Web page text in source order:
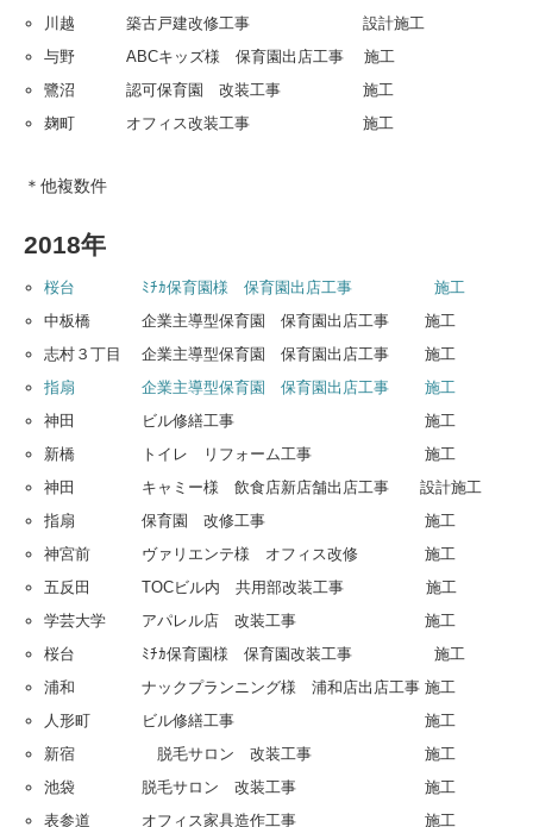
川越 築古戸建改修工事 設計施工
与野 ABCキッズ様 保育園出店工事 施工
鷺沼 認可保育園 改装工事 施工
麹町 オフィス改装工事 施工
＊他複数件
2018年
桜台 ﾐﾁｶ保育園様 保育園出店工事 施工
中板橋 企業主導型保育園 保育園出店工事 施工
志村３丁目 企業主導型保育園 保育園出店工事 施工
指扇 企業主導型保育園 保育園出店工事 施工
神田 ビル修繕工事 施工
新橋 トイレ リフォーム工事 施工
神田 キャミー様 飲食店新店舗出店工事 設計施工
指扇 保育園 改修工事 施工
神宮前 ヴァリエンテ様 オフィス改修 施工
五反田 TOCビル内 共用部改装工事 施工
学芸大学 アパレル店 改装工事 施工
桜台 ﾐﾁｶ保育園様 保育園改装工事 施工
浦和 ナックプランニング様 浦和店出店工事 施工
人形町 ビル修繕工事 施工
新宿 脱毛サロン 改装工事 施工
池袋 脱毛サロン 改装工事 施工
表参道 オフィス家具造作工事 施工